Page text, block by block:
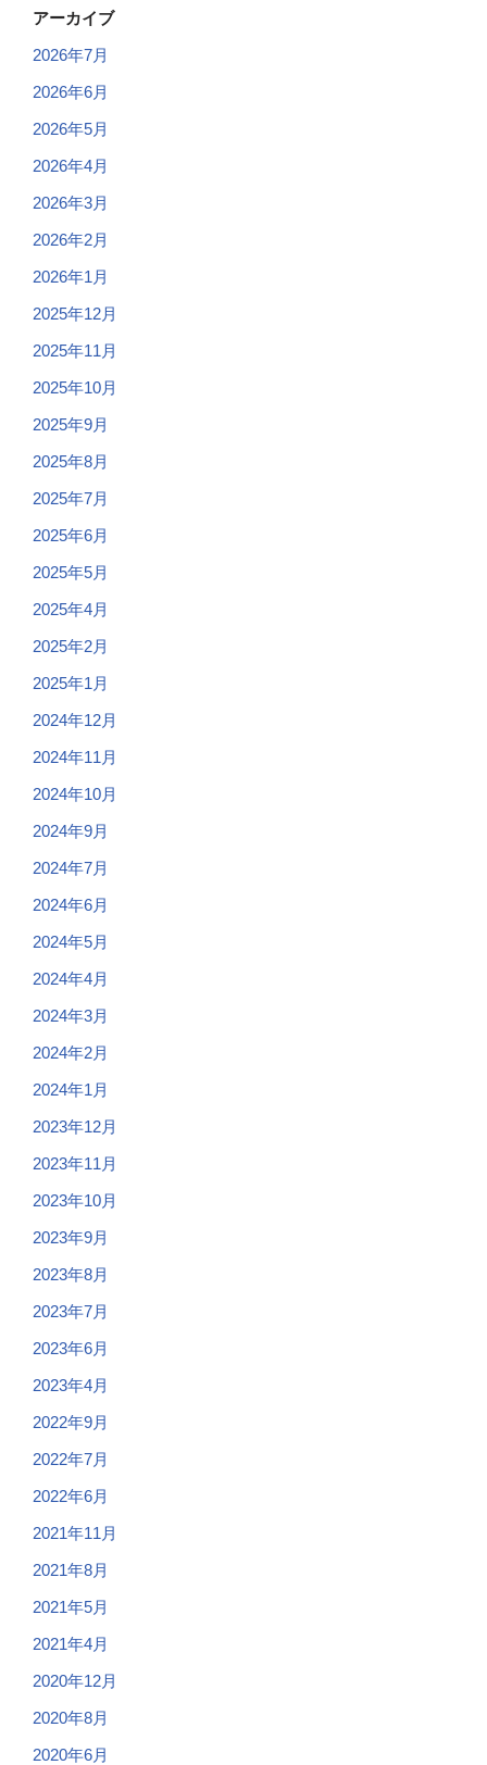
アーカイブ
2026年7月
2026年6月
2026年5月
2026年4月
2026年3月
2026年2月
2026年1月
2025年12月
2025年11月
2025年10月
2025年9月
2025年8月
2025年7月
2025年6月
2025年5月
2025年4月
2025年2月
2025年1月
2024年12月
2024年11月
2024年10月
2024年9月
2024年7月
2024年6月
2024年5月
2024年4月
2024年3月
2024年2月
2024年1月
2023年12月
2023年11月
2023年10月
2023年9月
2023年8月
2023年7月
2023年6月
2023年4月
2022年9月
2022年7月
2022年6月
2021年11月
2021年8月
2021年5月
2021年4月
2020年12月
2020年8月
2020年6月